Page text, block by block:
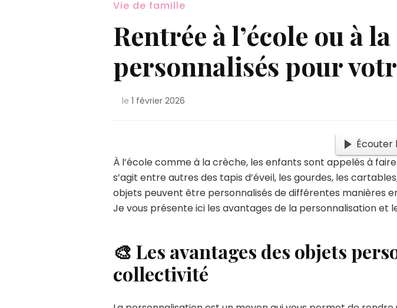
Vie de famille
Rentrée à l’école ou à
personnalisés pour
le 1 février 2026
Écouter
À l’école comme à la crèche, les enfants sont appelés à
s’agit entre autres des tapis d’éveil, les gourdes, les
objets peuvent être personnalisés de différentes manières
Je vous présente ici les avantages de la personnalisation et
🎨 Les avantages des objets
collectivité